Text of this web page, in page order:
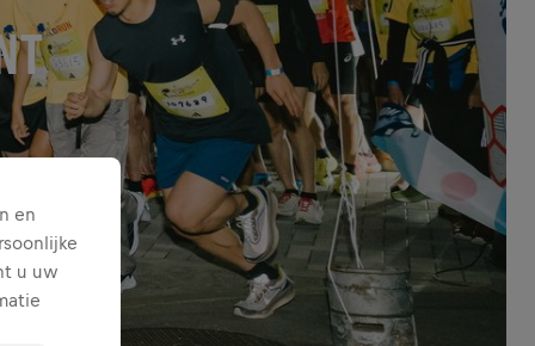
en
u uw